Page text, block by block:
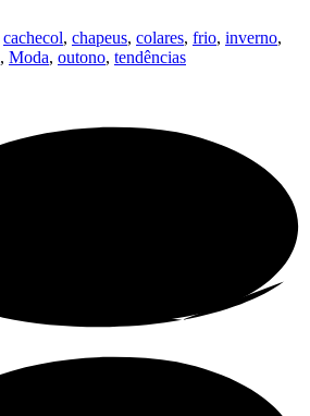
cachecol, chapeus, colares, frio, inverno,
, Moda, outono, tendências